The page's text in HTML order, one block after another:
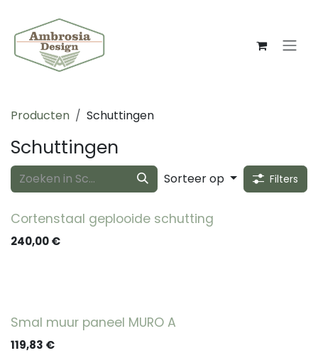
Producten Schuttingen
Schuttingen
Sorteer op Filters
Cortenstaal geplooide schutting
240,00€
Smal muur paneel MURO A
119,83 €